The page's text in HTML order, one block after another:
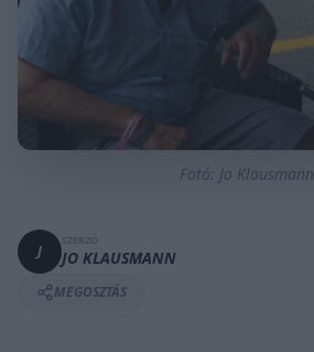
Fotó: Jo Klausmann
J JO KLAUSMANN
MEGOSZTÁS